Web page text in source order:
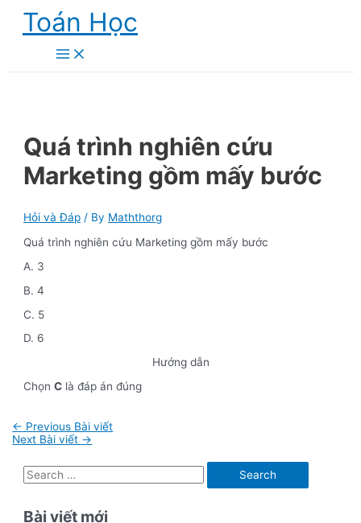
Skip
content
Toán Học
Main
Menu
Quá trình nghiên cứu
Marketing gồm mấy bước
Hỏi và Đáp / By Maththorg
Quá trình nghiên cứu Marketing gồm mấy bước
A. 3
B. 4
C. 5
D. 6
Hướng dẫn
ChọnC là đáp án đúng
Điều
hướng
viết
← Previous Bài viết
Next Bài viết →
S
a
Bài viết mới